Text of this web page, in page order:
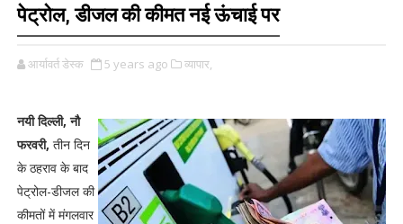
पेट्रोल, डीजल की कीमत नई ऊंचाई पर
आर्यावर्त डेस्क 5 years ago व्यापार,
नयी दिल्ली, नौ
फरवरी, तीन दिन
के ठहराव के बाद
पेट्रोल-डीजल की
कीमतों में मंगलवार